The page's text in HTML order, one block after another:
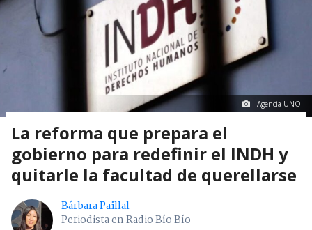
Agencia UNO
La reforma que prepara el
gobierno para redefinir el INDH y
quitarle la facultad de querellarse
Bárbara Paillal
Periodista en Radio Bío Bío